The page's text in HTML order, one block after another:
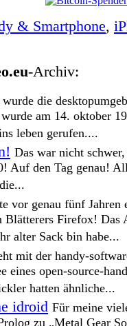
& Smartphone,
-Archiv:
wurde die
am 14. oktober
leben gerufen....
Das war nicht
Auf den Tag genau!
vor genau fünf Jahren
Blätterers Firefox!
alter Sack bin habe...
mit der handy-
eines open-source-
hatten ähnliche...
idroid Für meine